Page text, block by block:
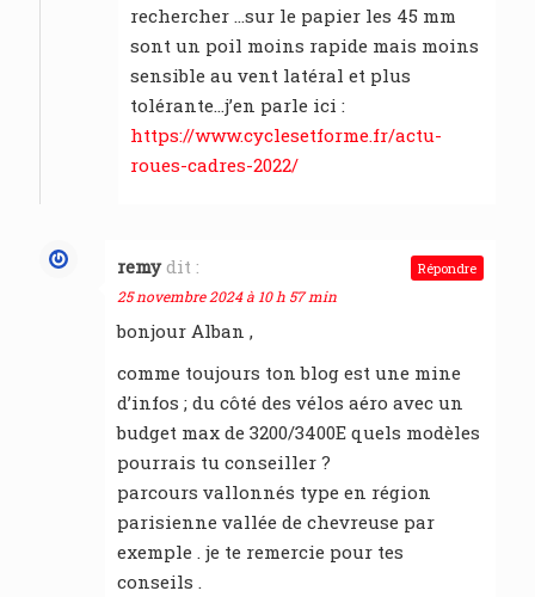
rechercher …sur le papier les 45 mm
sont un poil moins rapide mais moins
sensible au vent latéral et plus
tolérante…j’en parle ici :
https://www.cyclesetforme.fr/actu-
roues-cadres-2022/
remy dit :
25 novembre 2024 à 10 h 57 min
bonjour Alban ,
comme toujours ton blog est une mine
d’infos ; du côté des vélos aéro avec un
budget max de 3200/3400E quels modèles
pourrais tu conseiller ?
parcours vallonnés type en région
parisienne vallée de chevreuse par
exemple . je te remercie pour tes
conseils .
Répondre